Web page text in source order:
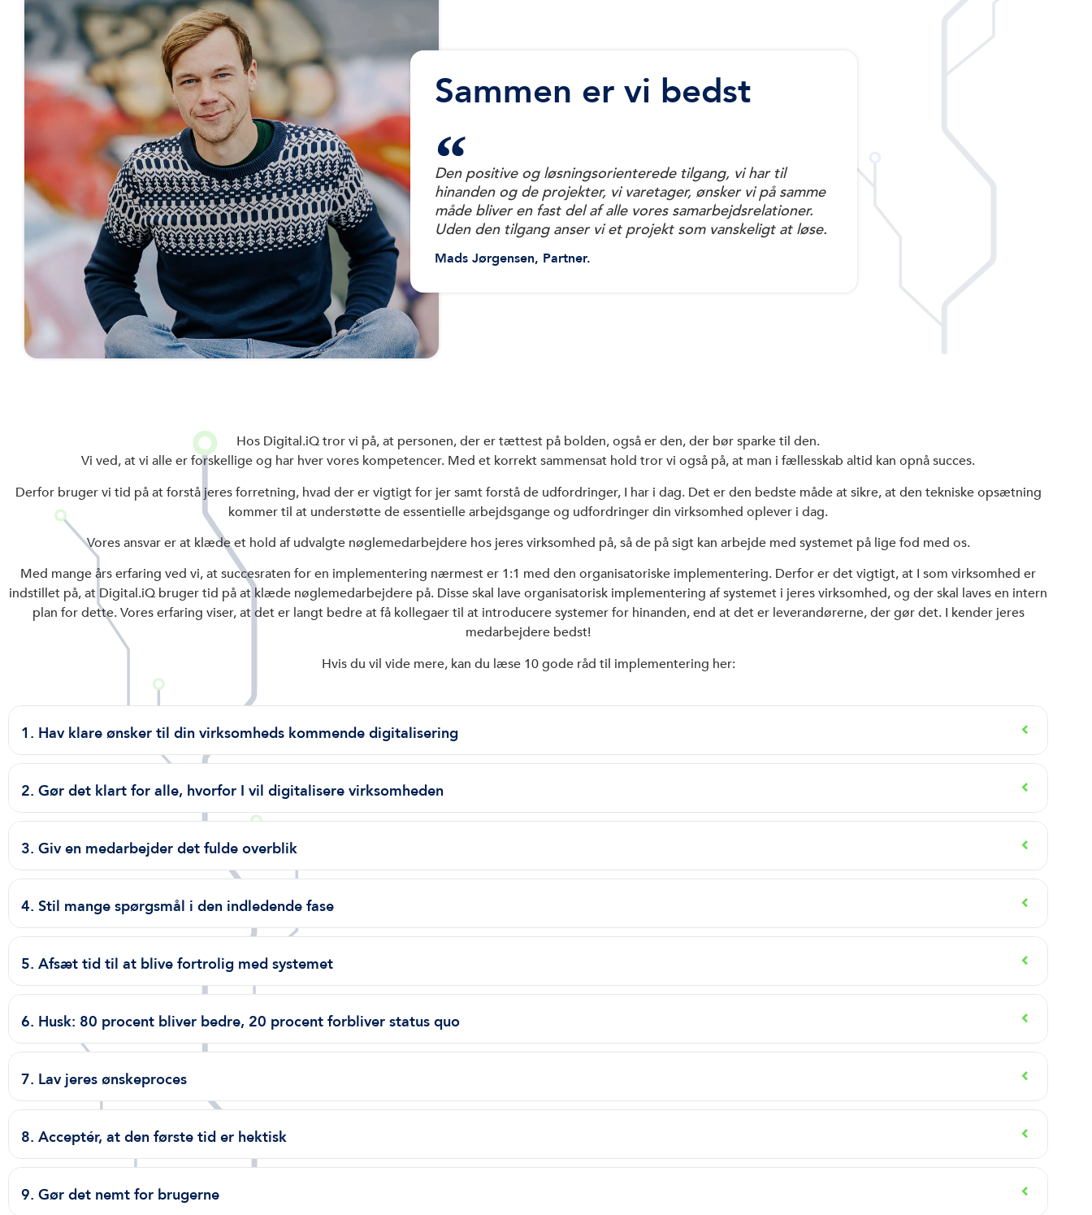
Sammen er vi bedst
Den positive og løsningsorienterede tilgang, vi har til
hinanden og de projekter, vi varetager, ønsker vi på samme
måde bliver en fast del af alle vores samarbejdsrelationer.
Uden den tilgang anser vi et projekt som vanskeligt at løse.
Mads Jørgensen, Partner.
Hos Digital.iQ tror vi på, at personen, der er tættest på bolden, også er den, der bør sparke til den.
Vi ved, at vi alle er forskellige og har hver vores kompetencer. Med et korrekt sammensat hold tror vi også på, at man i fællesskab altid kan opnå succes.
Derfor bruger vi tid på at forstå jeres forretning, hvad der er vigtigt for jer samt forstå de udfordringer, I har i dag. Det er den bedste måde at sikre, at den tekniske opsætning
kommer til at understøtte de essentielle arbejdsgange og udfordringer din virksomhed oplever i dag.
Vores ansvar er at klæde et hold af udvalgte nøglemedarbejdere hos jeres virksomhed på, så de på sigt kan arbejde med systemet på lige fod med os.
Med mange års erfaring ved vi, at succesraten for en implementering nærmest er 1:1 med den organisatoriske implementering. Derfor er det vigtigt, at I som virksomhed er
indstillet på, at Digital.iQ bruger tid på at klæde nøglemedarbejdere på. Disse skal lave organisatorisk implementering af systemet i jeres virksomhed, og der skal laves en intern
plan for dette. Vores erfaring viser, at det er langt bedre at få kollegaer til at introducere systemer for hinanden, end at det er leverandørerne, der gør det. I kender jeres
medarbejdere bedst!
Hvis du vil vide mere, kan du læse 10 gode råd til implementering her:
1. Hav klare ønsker til din virksomheds kommende digitalisering
2. Gør det klart for alle, hvorfor I vil digitalisere virksomheden
3. Giv en medarbejder det fulde overblik
4. Stil mange spørgsmål i den indledende fase
5. Afsæt tid til at blive fortrolig med systemet
6. Husk: 80 procent bliver bedre, 20 procent forbliver status quo
7. Lav jeres ønskeproces
8. Acceptér, at den første tid er hektisk
9. Gør det nemt for brugerne